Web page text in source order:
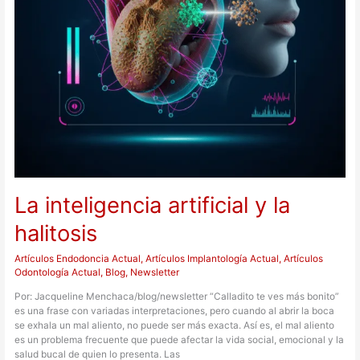
La inteligencia artificial y la
halitosis
Artículos Endodoncia Actual,Artículos Implantología Actual,Artículos
Odontología Actual, Blog, Newsletter
Por: Jacqueline Menchaca/blog/newsletter “Calladito te ves más bonito”
es una frase con variadas interpretaciones, pero cuando al abrir la boca
se exhala un mal aliento, no puede ser más exacta. Así es, el mal aliento
es un problema frecuente que puede afectar la vida social, emocional y la
salud bucal de quien lo presenta. Las